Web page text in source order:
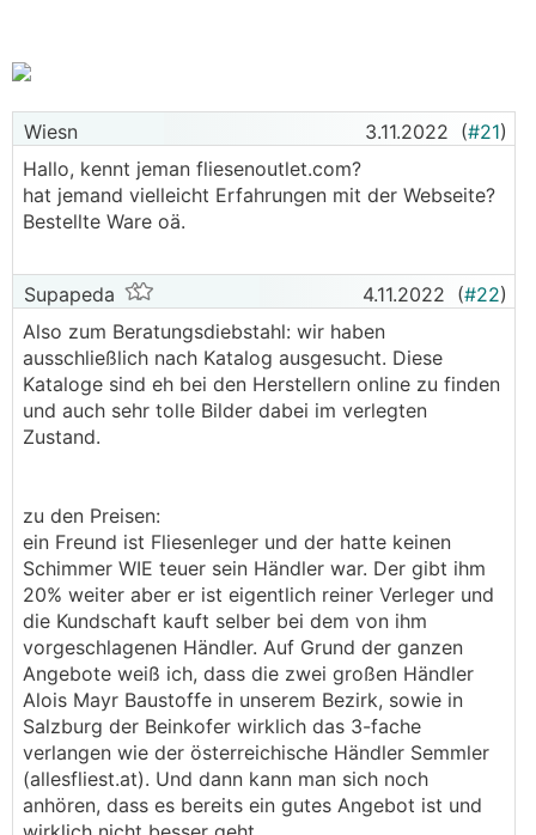
Snima
Wiesn 3.11.2022 (#21)
Hallo, kennt jeman fliesenoutlet.com?
hat jemand vielleicht Erfahrungen mit der Webseite?
Bestellte Ware oä.
Supapeda 4.11.2022 (#22)
Also zum Beratungsdiebstahl: wir haben
ausschließlich nach Katalog ausgesucht. Diese
Kataloge sind eh bei den Herstellern online zu finden
und auch sehr tolle Bilder dabei im verlegten
Zustand.
zu den Preisen:
ein Freund ist Fliesenleger und der hatte keinen
Schimmer WIE teuer sein Händler war. Der gibt ihm
20% weiter aber er ist eigentlich reiner Verleger und
die Kundschaft kauft selber bei dem von ihm
vorgeschlagenen Händler. Auf Grund der ganzen
Angebote weiß ich, dass die zwei großen Händler
Alois Mayr Baustoffe in unserem Bezirk, sowie in
Salzburg der Beinkofer wirklich das 3-fache
verlangen wie der österreichische Händler Semmler
(allesfliest.at). Und dann kann man sich noch
anhören, dass es bereits ein gutes Angebot ist und